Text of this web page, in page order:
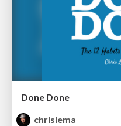
Done Done
chrislema